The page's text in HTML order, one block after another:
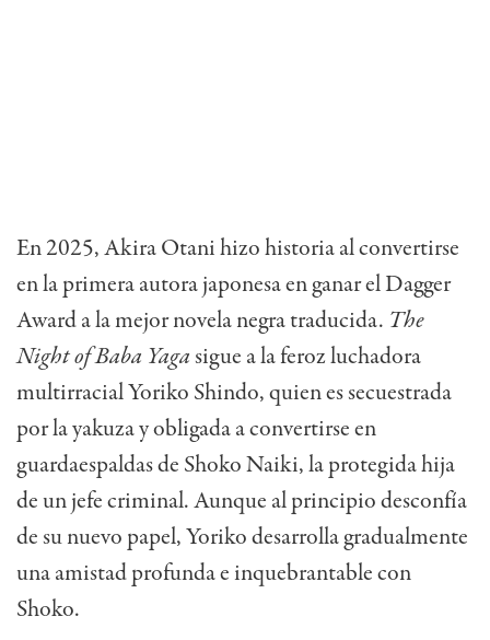
En 2025, Akira Otani hizo historia al convertirse
en la primera autora japonesa en ganar el Dagger
Award a la mejor novela negra traducida. The
Night of Baba Yagasigue a la feroz luchadora
multirracial Yoriko Shindo, quien es secuestrada
por la yakuza y obligada a convertirse en
guardaespaldas de Shoko Naiki, la protegida hija
de un jefe criminal. Aunque al principio desconfía
de su nuevo papel, Yoriko desarrolla gradualmente
una amistad profunda e inquebrantable con
Shoko.